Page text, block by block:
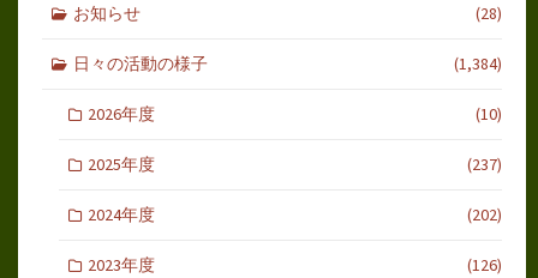
お知らせ (28)
日々の活動の様子 (1,384)
2026年度 (10)
2025年度 (237)
2024年度 (202)
2023年度 (126)